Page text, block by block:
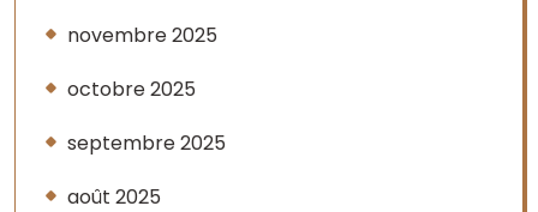
novembre 2025
octobre 2025
septembre 2025
août 2025